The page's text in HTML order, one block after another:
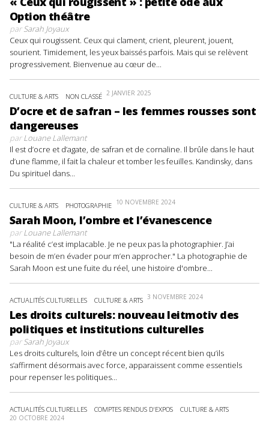
Option théâtre
parSarah Joyaux
Ceux qui rougissent. Ceux qui clament, crient, pleurent, jouent,
sourient. Timidement, les yeux baissés parfois. Mais qui se relèvent
progressivement. Bienvenue au cœur de...
CULTURE & ARTS NON CLASSÉ 2 JANVIER 2025
D’ocre et de safran – les femmes rousses sont
dangereuses
parLouane Lallemant
Il est d’ocre et d’agate, de safran et de cornaline. Il brûle dans le haut
d’une flamme, il fait la chaleur et tomber les feuilles. Kandinsky, dans
Du spirituel dans...
CULTURE & ARTS PHOTOGRAPHIE 10 NOVEMBRE 2024
Sarah Moon, l’ombre et l’évanescence
parLouane Lallemant
"La réalité c’est implacable. Je ne peux pas la photographier. J’ai
besoin de m’en évader pour m’en approcher." La photographie de
Sarah Moon est une fuite du réel, une histoire d'ombre...
ACTUALITÉS CULTURELLES CULTURE & ARTS 3 NOVEMBRE 2024
Les droits culturels: nouveau leitmotiv des
politiques et institutions culturelles
parSarah Joyaux
Les droits culturels, loin d’être un concept récent bien qu’ils
s’affirment désormais avec force, apparaissent comme essentiels
pour repenser les politiques...
ACTUALITÉS CULTURELLES COMPTES RENDUS D'EXPOS CULTURE & ARTS
20 OCTOBRE 2024